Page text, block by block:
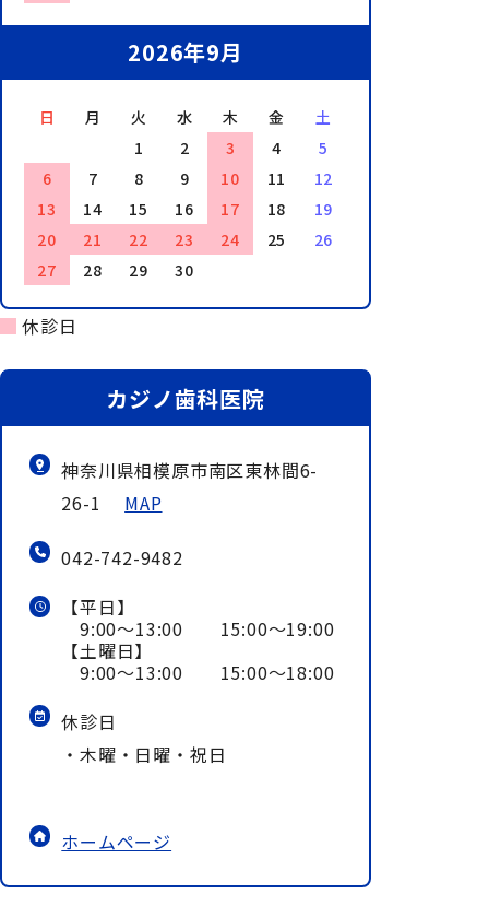
2026年9月
日 月 火 水 木 金
土
1
2 3 4
5
6
7 8 9 10 11
12
13
14 15 16 17 18
19
20
21 22 23 24 25
26
27
28 29 30
休診日
カジノ歯科医院
神奈川県相模原市南区東林間6-
26-1 MAP
042-742-9482
【平日】
9:00～13:00 15:00～19:00
【土曜日】
9:00～13:00 15:00～18:00
休診日
・木曜・日曜・祝日
ホームページ